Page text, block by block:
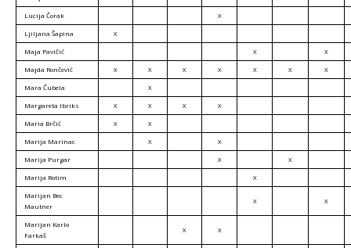
Lucija Čorak X
Ljiljana Šapina X
Maja Pavičić X X
Majda Rončević X X X X X X X
Mara Čubela X
Margareta Ibriks X X X X
Maria Brčić X X
Marija Marinac X X
Marija Purgar X X
Marija Rotim X
Marijan Bec
Mautner
X X
Marijan Karlo
Farkaš
X X